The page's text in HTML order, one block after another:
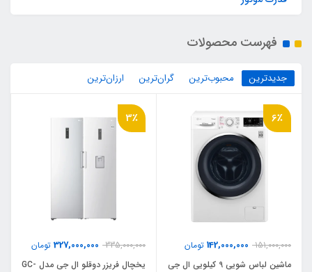
فهرست محصولات
جدیدترین محبوب‌ترین گران‌ترین ارزان‌ترین
6٪
151,000,000
142,000,000 تومان
ماشین لباس شویی 9 کیلویی ال جی
3٪
335,000,000
327,000,000 تومان
یخچال فریزر دوقلو ال جی مدل GC-